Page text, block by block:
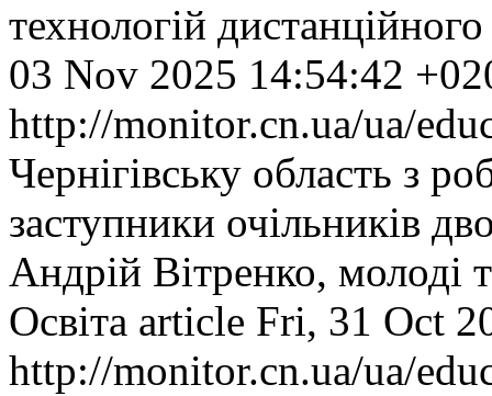
технологій
03 Nov 2025 14:54:42
http://monitor.cn.ua/ua/
Чернігівську область з
заступники очільників
Андрій Вітренко, молоді
Освіта article Fri, 31 Oct
http://monitor.cn.ua/ua/